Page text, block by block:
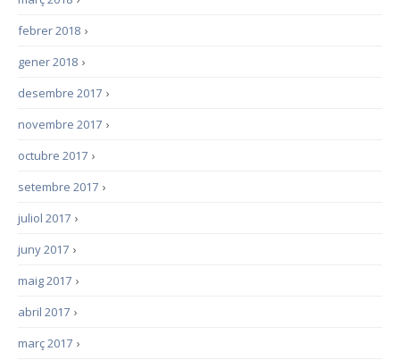
›
febrer 2018
›
gener 2018
›
desembre 2017
›
novembre 2017
›
octubre 2017
›
setembre 2017
›
juliol 2017
›
juny 2017
›
maig 2017
›
abril 2017
›
març 2017